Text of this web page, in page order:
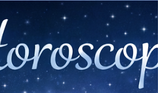
Dordogne, mon cabinet de voyance est avant
un lieu d’écoute, de confiance et de guidance.
accueille celles et ceux qui traversent une
de doute, qui cherchent à mieux comprendre
situation ou qui souhaitent obtenir des réponses
sincères sur leur avenir. Mes consultations sont
propo